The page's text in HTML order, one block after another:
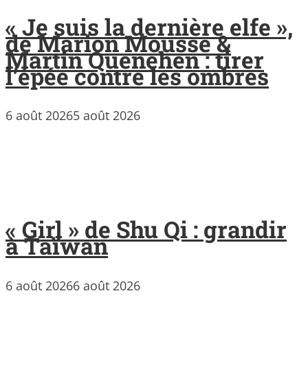
« Je suis la dernière elfe »,
de Marion Mousse &
Martin Quenehen : tirer
l’épée contre les ombres
6 août 20265 août 2026
« Girl » de Shu Qi : grandir
à Taïwan
6 août 20266 août 2026